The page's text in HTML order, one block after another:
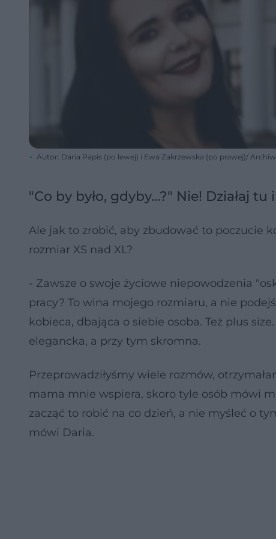
Autor: Daria Papis (po lewej) i Ewa Zakrzewska (po prawej)/
"Co by było, gdyby…?" Nie! Działaj tu
Ale jak to zrobić, aby zbudować to poczucie
rozmiar XS nad XL?
- Zawsze o swoje życiowe niepowodzenia
pracy? To wina mojego rozmiaru, a nie
kobieca, dbająca o siebie osoba. Też plus
elegancka, a przy tym skromna.
Przeprowadziłyśmy wiele rozmów,
mama mnie wspiera, skoro tyle osób mówi
zacząć to robić na co dzień, a nie myśleć o
mówi Daria.